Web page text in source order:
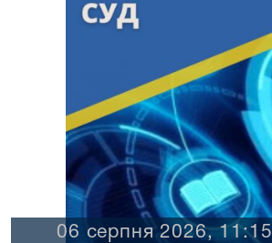
06 серпня 2026, 11:15